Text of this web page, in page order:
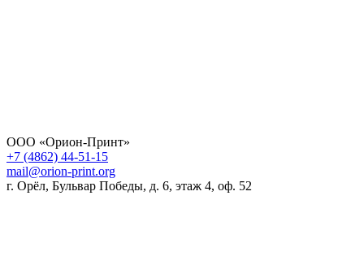
ООО «Орион-Принт»
+7 (4862) 44-51-15
mail@orion-print.org
г. Орёл, Бульвар Победы, д. 6, этаж 4, оф. 52